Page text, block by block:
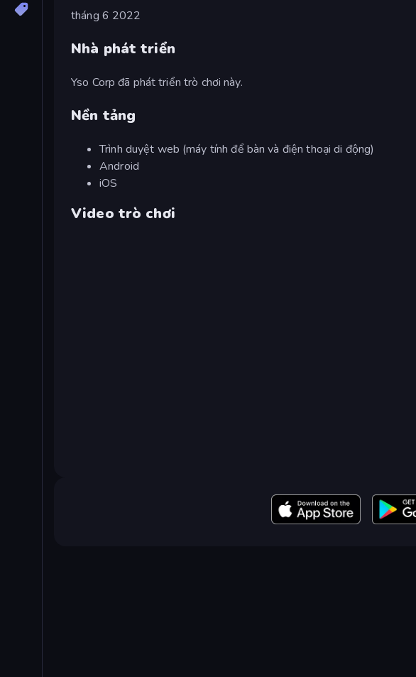
tháng 6 2022
Nhà phát triển
Yso Corp đã phát triển trò chơi này.
Nền tảng
Trình duyệt web (máy tính để bàn và điện thoại di động)
Android
iOS
Video trò chơi